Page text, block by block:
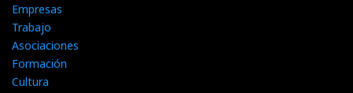
Empresas
Trabajo
Asociaciones
Formación
Cultura